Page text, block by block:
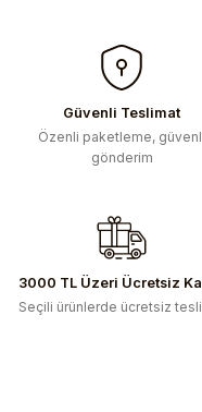
konularda yetersiz
kullanarak tarafımıza
Görüş ve önerileriniz için
Ürün resmi kalitesiz,
Ürün fiyatı diğer
Bu ürüne benzer farklı
Güvenli Teslimat
Özenli paketleme,
gönderim
3000 TL Üzeri Ücretsiz
Seçili ürünlerde ücretsiz